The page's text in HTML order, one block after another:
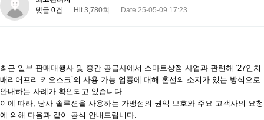
댓글 0건
Hit 3,780회 Date 25-05-09 17:23
최근 일부 판매대행사 및 중간 공급사에서 스마트상점 사업과 관련해 ‘27인치
배리어프리 키오스크’의 사용 가능 업종에 대해 혼선의 소지가 있는 방식으로
안내하는 사례가 확인되고 있습니다.
이에 따라, 당사 솔루션을 사용하는 가맹점의 권익 보호와 주요 고객사의 요청
에 의해 다음과 같이 공식 안내드립니다.